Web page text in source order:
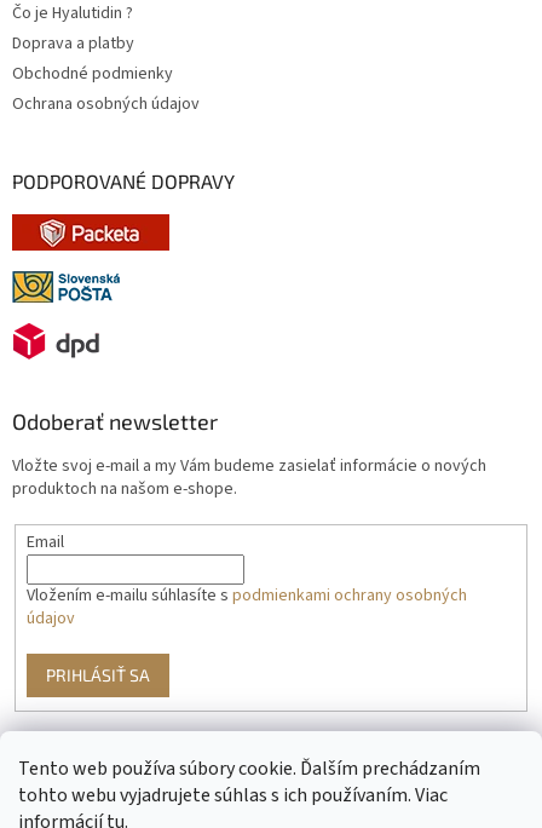
Tento web používa súbory cookie. Ďalším prechádzaním
tohto webu vyjadrujete súhlas s ich používaním. Viac
informáciítu.
Čo je Hyalutidin ?
Doprava a platby
Obchodné podmienky
Ochrana osobných údajov
PODPOROVANÉ DOPRAVY
Odoberať newsletter
Vložte svoj e-mail a my Vám budeme zasielať informácie o nových
produktoch na našom e-shope.
Email
Vložením e-mailu súhlasíte s podmienkami ochrany osobných
údajov
PRIHLÁSIŤ SA
g